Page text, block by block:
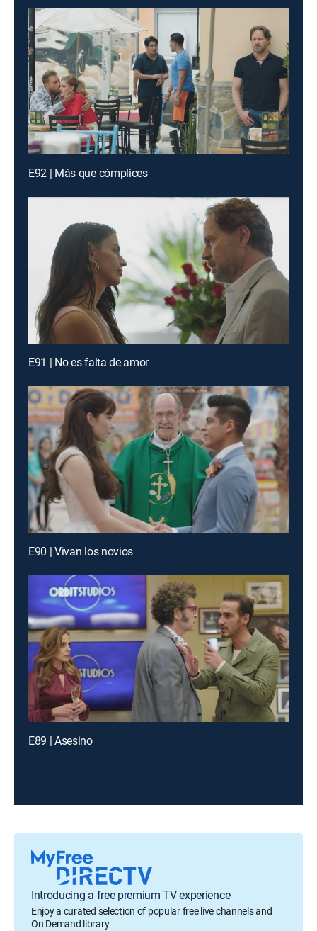
E92 | Más que cómplices
E91 | No es falta de amor
E90 | Vivan los novios
E89 | Asesino
Introducing a free premium TV experience
Enjoy a curated selection of popular free live channels and
On Demand library